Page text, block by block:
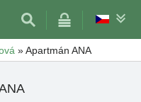
»Apartmán ANA